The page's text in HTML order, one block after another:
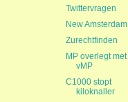
Twittervragen
New Amsterdam
Zurechtfinden
MP overlegt met
vMP
C1000 stopt
kiloknaller